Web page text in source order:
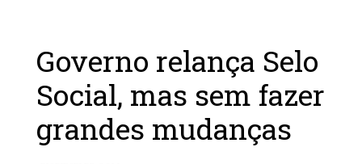
Governo relança Selo
Social, mas sem fazer
grandes mudanças